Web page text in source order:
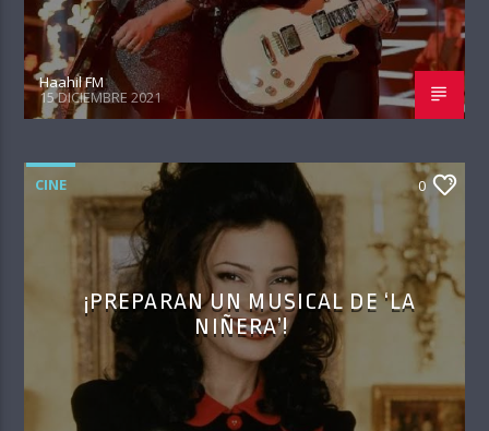
Haahil FM
15 DICIEMBRE 2021
CINE 0
¡PREPARAN UN MUSICAL DE ‘LA
NIÑERA’!